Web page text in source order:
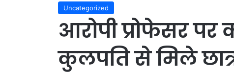
Uncategorized
आरोपी प्रोफेसर पर
कुलपति से मिले